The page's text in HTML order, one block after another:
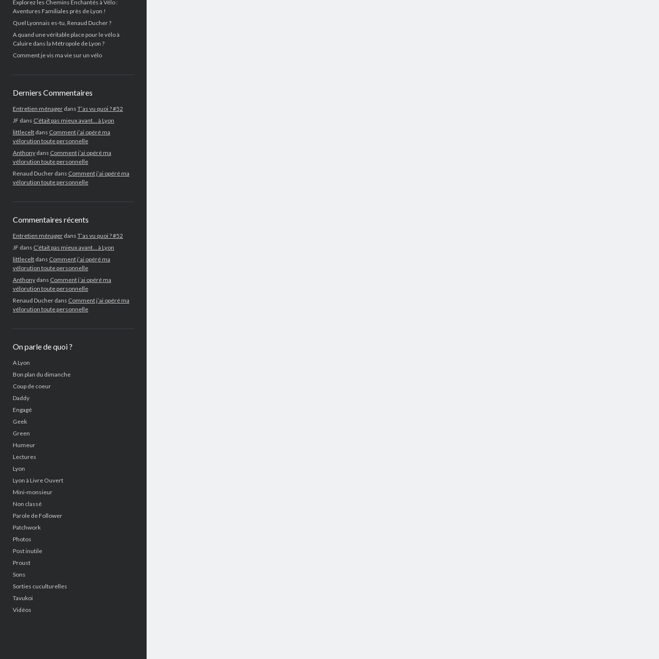
Explorez les Chemins Enchantés à Vélo :
Aventures Familiales près de Lyon !
Quel Lyonnais es-tu, Renaud Ducher ?
A quand une véritable place pour le vélo à
Caluire dans la Métropole de Lyon ?
Comment je vis ma vie sur un vélo
Derniers Commentaires
Entretien ménagerdans T’as vu quoi ? #52
JF dans C’était pas mieux avant… à Lyon
littleceltdans Comment j’ai opéré ma
vélorution toute personnelle
Anthonydans Comment j’ai opéré ma
vélorution toute personnelle
Renaud Ducherdans Comment j’ai opéré ma
vélorution toute personnelle
Commentaires récents
Entretien ménagerdans T’as vu quoi ? #52
JF dans C’était pas mieux avant… à Lyon
littleceltdans Comment j’ai opéré ma
vélorution toute personnelle
Anthonydans Comment j’ai opéré ma
vélorution toute personnelle
Renaud Ducherdans Comment j’ai opéré ma
vélorution toute personnelle
On parle de quoi ?
A Lyon
Bon plan du dimanche
Coup de coeur
Daddy
Engagé
Geek
Green
Humeur
Lectures
Lyon
Lyon à Livre Ouvert
Mini-monsieur
Non classé
Parole de Follower
Patchwork
Photos
Post inutile
Proust
Sons
Sorties cuculturelles
Tavukoi
Vidéos